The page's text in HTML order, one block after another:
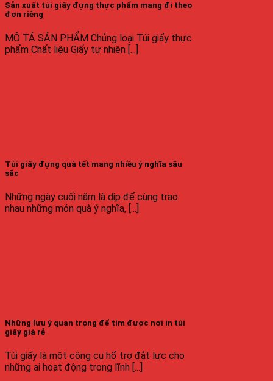
Sản xuất túi giấy đựng thực phẩm mang đi theo
đơn riêng
MÔ TẢ SẢN PHẨM Chủng loại Túi giấy thực
phẩm Chất liệu Giấy tự nhiên [...]
Túi giấy đựng quà tết mang nhiều ý nghĩa sâu
sắc
Những ngày cuối năm là dịp để cùng trao
nhau những món quà ý nghĩa, [...]
Những lưu ý quan trọng để tìm được nơi in túi
giấy giá rẻ
Túi giấy là một công cụ hổ trợ đắt lực cho
những ai hoạt động trong lĩnh [...]